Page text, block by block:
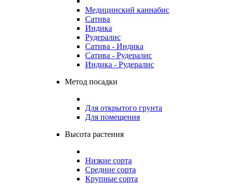
Медицинский каннабис
Сатива
Индика
Рудералис
Сатива - Индика
Сатива - Рудералис
Индика - Рудералис
Метод посадки
Для открытого грунта
Для помещения
Высота растения
Низкие сорта
Средние сорта
Крупные сорта